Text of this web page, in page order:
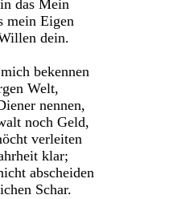
das Mein
mein Eigen
dein.
bekennen
Welt,
nennen,
noch Geld,
verleiten
klar;
abscheiden
Schar.